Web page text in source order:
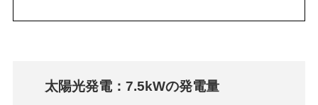
太陽光発電：7.5kWの発電量